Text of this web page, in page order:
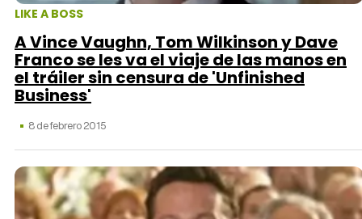
LIKE A BOSS
A Vince Vaughn, Tom Wilkinson y Dave
Franco se les va el viaje de las manos en
el tráiler sin censura de 'Unfinished
Business'
8 de febrero 2015